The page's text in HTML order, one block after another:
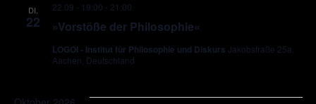
DI.
22 »Vorstöße der Philosophie«
22.09 - 19:00 - 21:00
LOGOI - Institut für Philosophie und Diskurs Jakobstraße 25a,
Aachen, Deutschland